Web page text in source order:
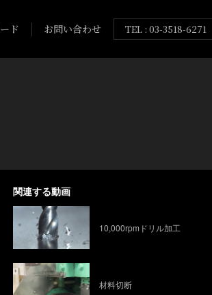
ド お問い合わせ TEL : 03-3518-6271
関連する動画
10,000rpmドリル加工
材料切断